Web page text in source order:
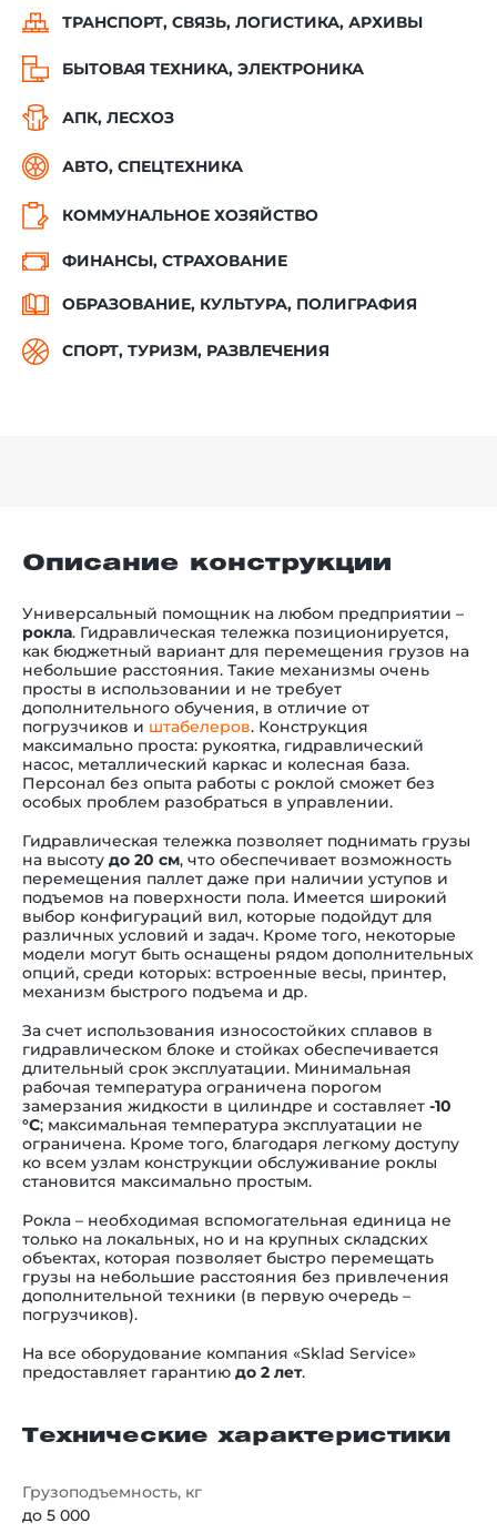
ТРАНСПОРТ, СВЯЗЬ, ЛОГИСТИКА, АРХИВЫ
БЫТОВАЯ ТЕХНИКА, ЭЛЕКТРОНИКА
АПК, ЛЕСХОЗ
АВТО, СПЕЦТЕХНИКА
КОММУНАЛЬНОЕ ХОЗЯЙСТВО
ФИНАНСЫ, СТРАХОВАНИЕ
ОБРАЗОВАНИЕ, КУЛЬТУРА, ПОЛИГРАФИЯ
СПОРТ, ТУРИЗМ, РАЗВЛЕЧЕНИЯ
Описание конструкции
Универсальный помощник на любом предприятии –
рокла. Гидравлическая тележка позиционируется,
как бюджетный вариант для перемещения грузов на
небольшие расстояния. Такие механизмы очень
просты в использовании и не требует
дополнительного обучения, в отличие от
погрузчиков и штабелеров. Конструкция
максимально проста: рукоятка, гидравлический
насос, металлический каркас и колесная база.
Персонал без опыта работы с роклой сможет без
особых проблем разобраться в управлении.
Гидравлическая тележка позволяет поднимать грузы
на высоту до 20 см, что обеспечивает возможность
перемещения паллет даже при наличии уступов и
подъемов на поверхности пола. Имеется широкий
выбор конфигураций вил, которые подойдут для
различных условий и задач. Кроме того, некоторые
модели могут быть оснащены рядом дополнительных
опций, среди которых: встроенные весы, принтер,
механизм быстрого подъема и др.
За счет использования износостойких сплавов в
гидравлическом блоке и стойках обеспечивается
длительный срок эксплуатации. Минимальная
рабочая температура ограничена порогом
замерзания жидкости в цилиндре и составляет -10
°C; максимальная температура эксплуатации не
ограничена. Кроме того, благодаря легкому доступу
ко всем узлам конструкции обслуживание роклы
становится максимально простым.
Рокла – необходимая вспомогательная единица не
только на локальных, но и на крупных складских
объектах, которая позволяет быстро перемещать
грузы на небольшие расстояния без привлечения
дополнительной техники (в первую очередь –
погрузчиков).
На все оборудование компания «Sklad Service»
предоставляет гарантию до 2 лет.
Технические характеристики
Грузоподъемность, кг
до 5 000